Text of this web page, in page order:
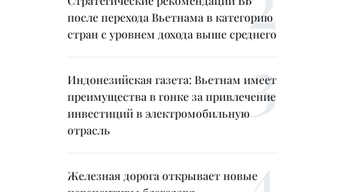
после перехода Вьетнама в категорию
стран с уровнем дохода выше среднего
Индонезийская газета: Вьетнам имеет
преимущества в гонке за привлечение
инвестиций в электромобильную
отрасль
Железная дорога открывает новые